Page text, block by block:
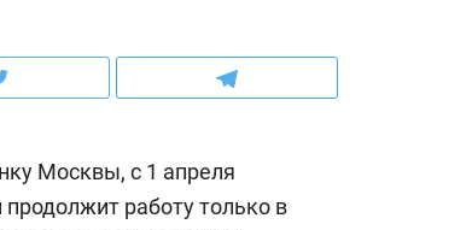
Москвы, с 1 апреля
работу только в
и Face
Рекомендуем
Опыт выживания в дикой